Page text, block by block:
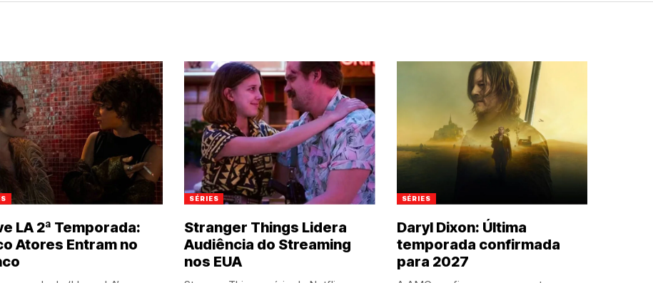
LA 2ª Temporada:
Atores Entram no
SÉRIES
Stranger Things Lidera
Audiência do Streaming
nos EUA
SÉRIES
Daryl Dixon: Última
temporada confirmada
para 2027